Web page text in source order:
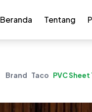
Beranda Tentang
Brand Taco PVC